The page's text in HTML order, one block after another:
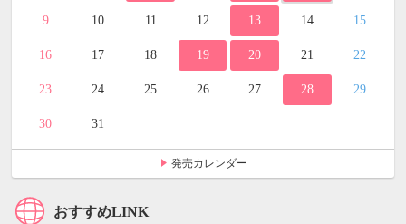
9 10 11 12 13 14 15
16 17 18 19 20 21 22
23 24 25 26 27 28 29
30 31
発売カレンダー
おすすめLINK